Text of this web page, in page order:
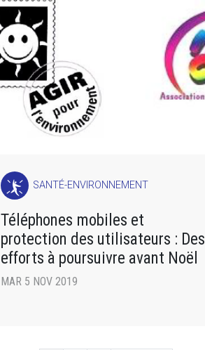
SANTÉ-ENVIRONNEMENT
Téléphones mobiles et
protection des utilisateurs : Des
efforts à poursuivre avant Noël
MAR 5 NOV 2019